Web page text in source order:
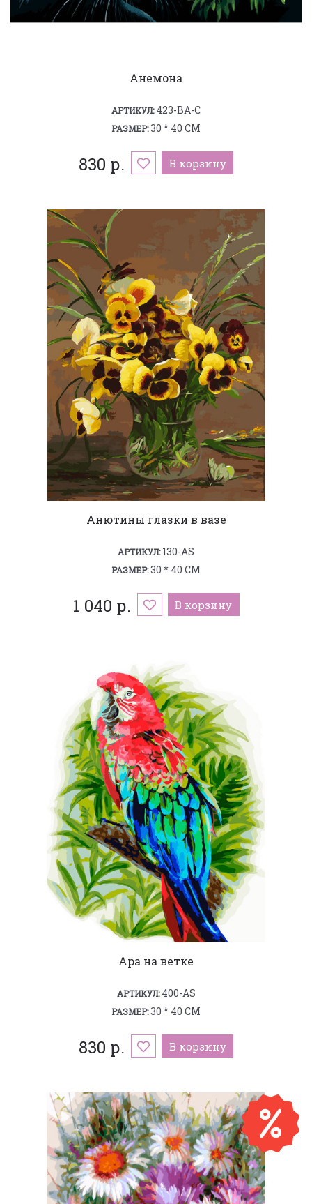
Анемона
АРТИКУЛ:423-BA-C
РАЗМЕР:30 * 40 СМ
830 р. В корзину
Анютины глазки в вазе
АРТИКУЛ:130-AS
РАЗМЕР:30 * 40 СМ
1 040 р. В корзину
Ара на ветке
АРТИКУЛ:400-AS
РАЗМЕР:30 * 40 СМ
830 р. В корзину